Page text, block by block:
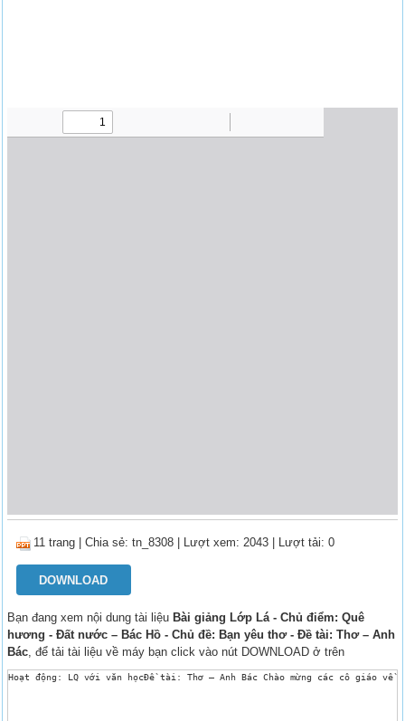
11 trang |Chia sẻ:tn_8308 | Lượt xem: 2043 | Lượt tải: 0
DOWNLOAD
Bạn đang xem nội dung tài liệu Bài giảng Lớp Lá - Chủ điểm: Quê
hương - Đất nước – Bác Hồ - Chủ đề: Bạn yêu thơ - Đề tài: Thơ – Anh
Bác, để tải tài liệu về máy bạn click vào nút DOWNLOAD ở trên
Hoạt động: LQ với văn họcĐề tài: Thơ – Anh Bác Chào mừng các cô giáo về